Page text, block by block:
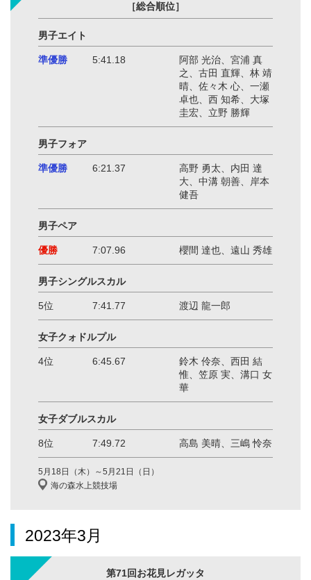
［総合順位］
男子エイト
準優勝 5:41.18
阿部 光治、宮浦 真
之、古田 直輝、林 靖
晴、佐々木 心、一瀬
卓也、西 知希、大塚
圭宏、立野 勝輝
男子フォア
準優勝 6:21.37
高野 勇太、内田 達
大、中溝 朝善、岸本
健吾
男子ペア
優勝 7:07.96 櫻間 達也、遠山 秀雄
男子シングルスカル
5位 7:41.77 渡辺 龍一郎
女子クォドルプル
4位 6:45.67
鈴木 伶奈、西田 結
惟、笠原 実、溝口 女
華
女子ダブルスカル
8位 7:49.72 高島 美晴、三嶋 怜奈
5月18日（木）～5月21日（日）
海の森水上競技場
2023年3月
第71回お花見レガッタ